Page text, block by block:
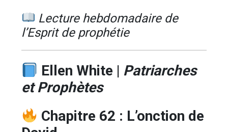
Lecture hebdomadaire de
l’Esprit de prophétie
Ellen White | Patriarches
et Prophètes
Chapitre 62 : L’onction de